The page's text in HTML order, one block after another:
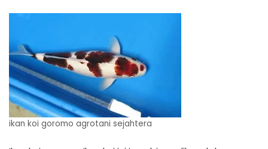
ikan koi goromo agrotani sejahtera